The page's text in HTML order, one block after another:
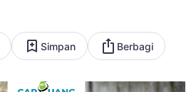
Simpan Berbagi